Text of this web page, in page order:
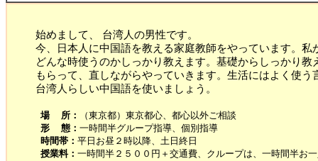
始めまして、 台湾人の男性です。
今、日本人に中国語を教える家庭教師をやっています。
どんな時使うのかしっかり教えます。基礎からしっかり
もらって、直しながらやっていきます。生活にはよく使
台湾人らしい中国語を使いましょう。
場 所：
（東京都）東京都心、都心以外ご相談
形 態： 一時間半グループ指導、個別指導
時間帯： 平日お昼２時以降、土日終日
授業料： 一時間半２５００円＋交通費、クループは、一時間半お